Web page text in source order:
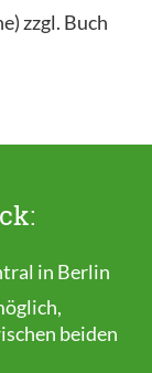
zzgl. Buch
in Berlin
beiden